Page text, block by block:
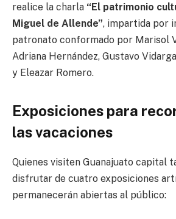
realice la charla “El patrimonio
Miguel de Allende”, impartida por
patronato conformado por Marisol
Adriana Hernández, Gustavo
y Eleazar Romero.
Exposiciones para
las vacaciones
Quienes visiten Guanajuato capital
disfrutar de cuatro exposiciones
permanecerán abiertas al público: